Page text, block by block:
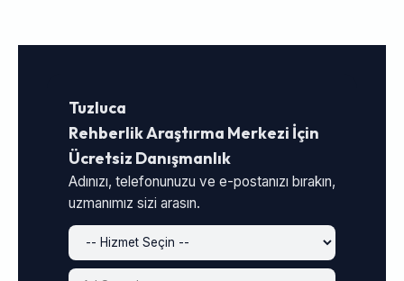
Tuzluca
Rehberlik Araştırma Merkezi İçin
Ücretsiz Danışmanlık
Adınızı, telefonunuzu ve e-postanızı bırakın,
uzmanımız sizi arasın.